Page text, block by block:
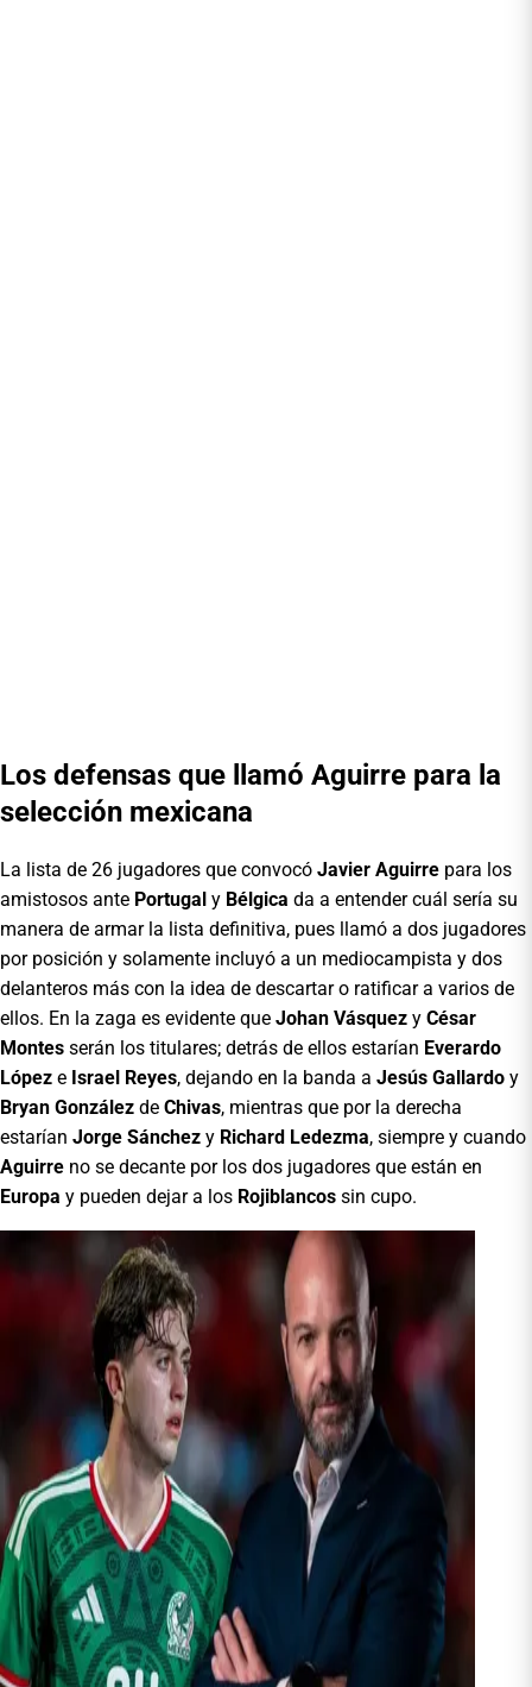
Los defensas que llamó Aguirre para la
selección mexicana
La lista de 26 jugadores que convocó Javier Aguirre para los
amistosos ante Portugal y Bélgica da a entender cuál sería su
manera de armar la lista definitiva, pues llamó a dos jugadores
por posición y solamente incluyó a un mediocampista y dos
delanteros más con la idea de descartar o ratificar a varios de
ellos. En la zaga es evidente que Johan Vásquez y César
Montes serán los titulares; detrás de ellos estarían Everardo
López e Israel Reyes, dejando en la banda a Jesús Gallardo y
Bryan González de Chivas, mientras que por la derecha
estarían Jorge Sánchez y Richard Ledezma, siempre y cuando
Aguirre no se decante por los dos jugadores que están en
Europa y pueden dejar a los Rojiblancos sin cupo.